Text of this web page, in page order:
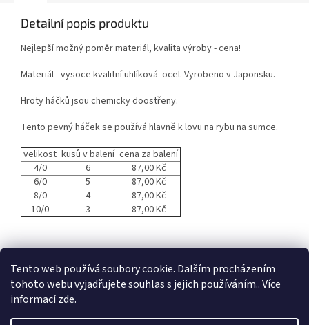
Tento web používá soubory cookie. Dalším procházením
tohoto webu vyjadřujete souhlas s jejich používáním.. Více
informacízde.
Detailní popis produktu
Nejlepší možný poměr materiál, kvalita výroby - cena!
Materiál - vysoce kvalitní uhlíková ocel. Vyrobeno v Japonsku.
Hroty háčků jsou chemicky doostřeny.
Tento pevný háček se používá hlavně k lovu na rybu na sumce.
velikost kusů v balení cena za balení
4/0
6
87,00 Kč
6/0
5
87,00 Kč
8/0
4
87,00 Kč
10/0
3 87,00 Kč
Z